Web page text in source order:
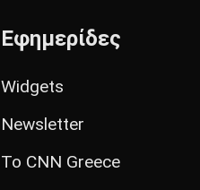
Εφημερίδες
Widgets
Newsletter
Το CNN Greece